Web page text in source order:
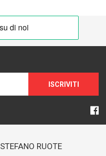
ISCRIVITI
STEFANO RUOTE